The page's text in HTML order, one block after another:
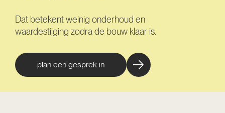
Dat betekent weinig onderhoud en
waardestijging zodra de bouw klaar is.
plan een gesprek in